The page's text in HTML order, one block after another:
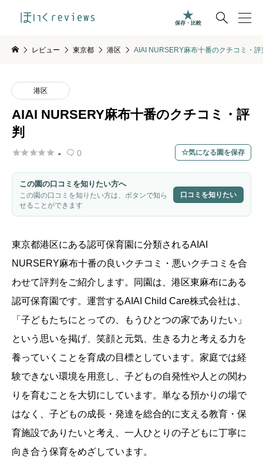

保存・比較
レビュー 東京都 港区 AIAI NURSERY麻布十番のクチコミ・評
港区
AIAI NURSERY麻布十番のクチコミ・評
判
 -  0 気になる園を保存
この園の口コミを知りたい方へ
この園の口コミを知りたい方は、ボタンで知ら
せることができます
口コミを知りたい
東京都港区にある認可保育園に分類されるAIAI
NURSERY麻布十番の良いクチコミ・悪いクチコミを合
わせて評判をご紹介します。
同園は、港区東麻布にある
認可保育園です。運営するAIAI Child Care株式会社は、
「子どもたちにとっての、もうひとつの家でありたい」
という思いを掲げ、笑顔と元気、生きる力と考える力を
養っていくことを育成の目標としています。家庭では経
験できない環境を用意し、子どもの自発性や人との関わ
りを育むことを大切にしています。単なる預かりの場で
はなく、子どもの成長・発達を総合的に支える教育・保
育施設でありたいと考え、一人ひとりの子どもに丁寧に
向き合う保育をめざしています。